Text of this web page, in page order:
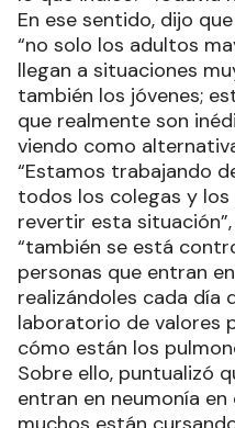
En ese sentido, dijo
“no solo los adultos
llegan a situaciones
también los jóvenes;
que realmente son
viendo como
“Estamos trabajando
todos los colegas y
revertir esta
“también se está
personas que entran
realizándoles cada día
laboratorio de valores
cómo están los
Sobre ello, puntualizó
entran en neumonía